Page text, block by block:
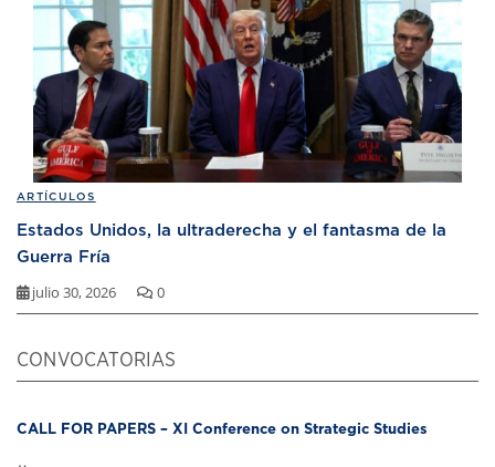
ARTÍCULOS
Estados Unidos, la ultraderecha y el fantasma de la
Guerra Fría
julio 30, 2026 0
CONVOCATORIAS
CALL FOR PAPERS – XI Conference on Strategic Studies